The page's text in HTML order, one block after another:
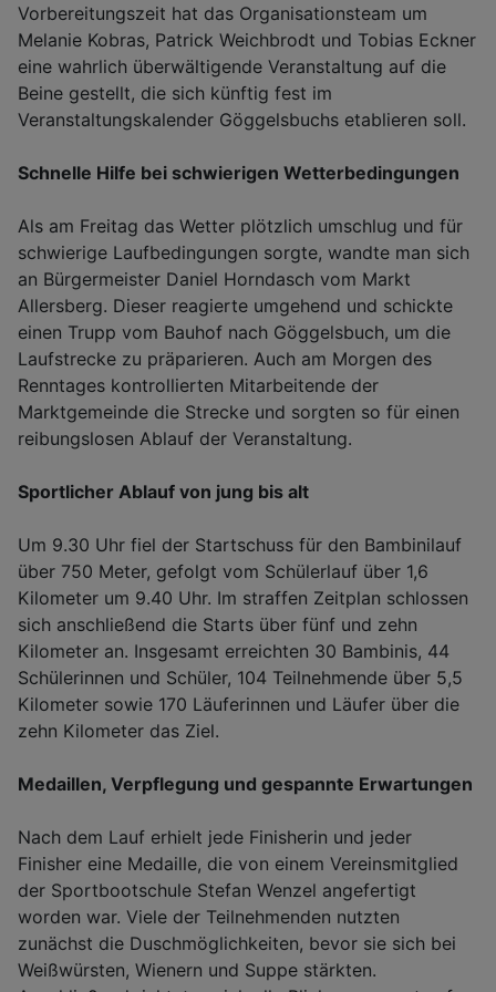
Vorbereitungszeit hat das Organisationsteam um
Melanie Kobras, Patrick Weichbrodt und Tobias Eckner
eine wahrlich überwältigende Veranstaltung auf die
Beine gestellt, die sich künftig fest im
Veranstaltungskalender Göggelsbuchs etablieren soll.
Schnelle Hilfe bei schwierigen Wetterbedingungen
Als am Freitag das Wetter plötzlich umschlug und für
schwierige Laufbedingungen sorgte, wandte man sich
an Bürgermeister Daniel Horndasch vom Markt
Allersberg. Dieser reagierte umgehend und schickte
einen Trupp vom Bauhof nach Göggelsbuch, um die
Laufstrecke zu präparieren. Auch am Morgen des
Renntages kontrollierten Mitarbeitende der
Marktgemeinde die Strecke und sorgten so für einen
reibungslosen Ablauf der Veranstaltung.
Sportlicher Ablauf von jung bis alt
Um 9.30 Uhr fiel der Startschuss für den Bambinilauf
über 750 Meter, gefolgt vom Schülerlauf über 1,6
Kilometer um 9.40 Uhr. Im straffen Zeitplan schlossen
sich anschließend die Starts über fünf und zehn
Kilometer an. Insgesamt erreichten 30 Bambinis, 44
Schülerinnen und Schüler, 104 Teilnehmende über 5,5
Kilometer sowie 170 Läuferinnen und Läufer über die
zehn Kilometer das Ziel.
Medaillen, Verpflegung und gespannte Erwartungen
Nach dem Lauf erhielt jede Finisherin und jeder
Finisher eine Medaille, die von einem Vereinsmitglied
der Sportbootschule Stefan Wenzel angefertigt
worden war. Viele der Teilnehmenden nutzten
zunächst die Duschmöglichkeiten, bevor sie sich bei
Weißwürsten, Wienern und Suppe stärkten.